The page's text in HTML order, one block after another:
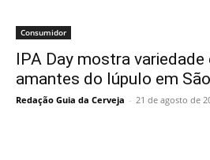
Consumidor
IPA Day mostra
amantes do lúpulo em
Redação Guia da Cerveja - 21 de agosto de